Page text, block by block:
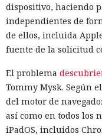
dispositivo, haciendo
independientes de
de ellos, incluida
fuente de la solicitud
El problema
Tommy Mysk. Según
del motor de
así como en todos los
iPadOS, incluidos